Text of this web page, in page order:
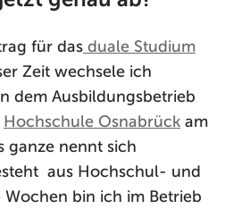
für das duale Studium
Zeit wechsele ich
dem Ausbildungsbetrieb
Hochschule Osnabrück am
ganze nennt sich
aus Hochschul- und
Wochen bin ich im Betrieb